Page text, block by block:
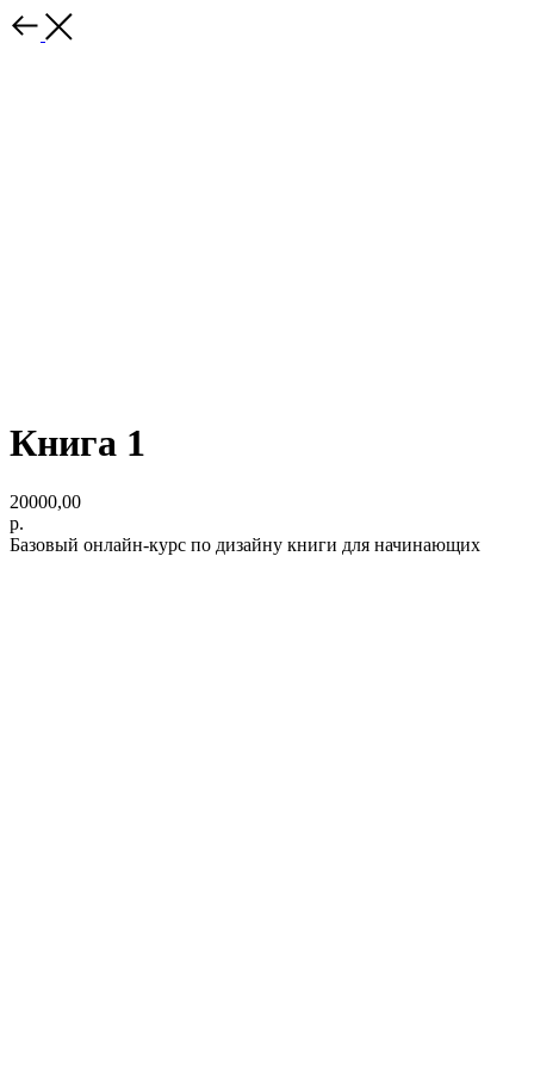
Книга 1
20000,00
р.
Базовый онлайн-курс по дизайну книги для начинающих